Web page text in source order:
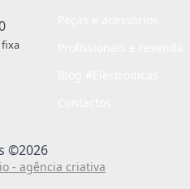
fixa
©2026
- agência criativa